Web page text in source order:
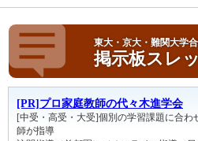
東大・京大・難関大学
掲示板スレ